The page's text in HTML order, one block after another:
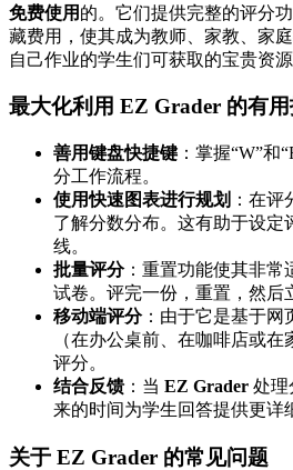
免费使用 的。它们提供完整的评分
藏费用，使其成为教师、家教、家
自己作业的学生们可获取的宝贵资源
最大化利用 EZ Grader 的有
善用键盘快捷键 ：掌握“W”和
分工作流程。
使用快速图表进行规划 ：在
了解分数分布。这有助于设定
线。
批量评分：重置功能使其非常
试卷。评完一份，重置，然后
移动端评分：由于它是基于网
（在办公桌前、在咖啡店或
评分。
结合反馈 ：当 EZ Grader 处理
来的时间为学生回答提供更详
关于 EZ Grader 的常见问题